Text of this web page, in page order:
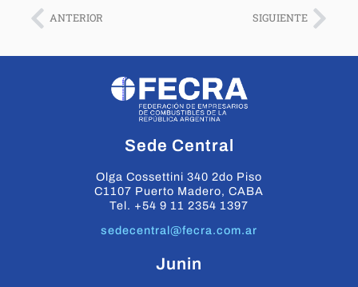
ANTERIOR SIGUIENTE
Sede Central
Olga Cossettini 340 2do Piso
C1107 Puerto Madero, CABA
Tel. +54 9 11 2354 1397
sedecentral@fecra.com.ar
Junin